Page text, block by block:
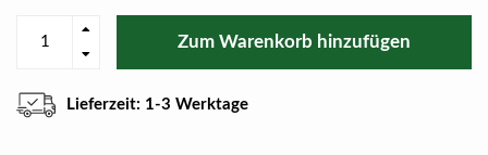
Zum Warenkorb hinzufügen
Lieferzeit: 1-3 Werktage